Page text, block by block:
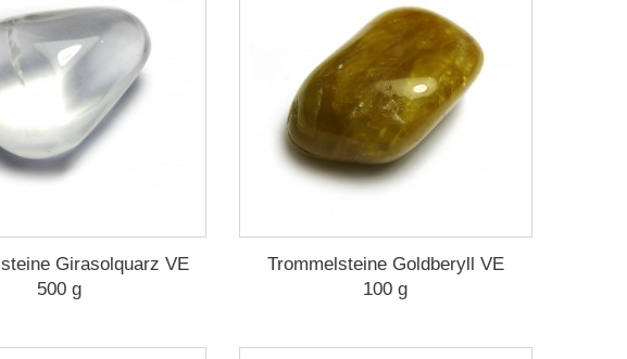
Girasolquarz VE
500 g
Trommelsteine Goldberyll VE
100 g